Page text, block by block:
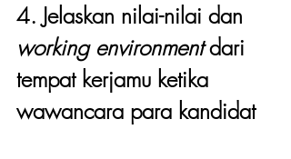
4. Jelaskan nilai-nilai dan
working environment dari
tempat kerjamu ketika
wawancara para kandidat